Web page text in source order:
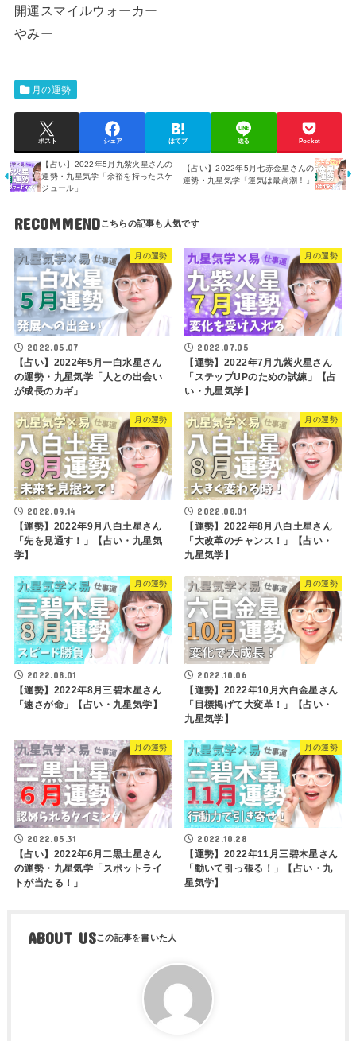
開運スマイルウォーカー
やみー
月の運勢
ポスト シェア はてブ 送る Pocket
【占い】2022年5月九紫火星さんの
運勢・九星気学「余裕を持ったスケ
ジュール」
【占い】2022年5月七赤金星さんの
運勢・九星気学「運気は最高潮！」
RECOMMEND
月の運勢
2022.05.07
【占い】2022年5月一白水星さん
の運勢・九星気学「人との出会い
が成長のカギ」
月の運勢
2022.07.05
【運勢】2022年7月九紫火星さん
「ステップUPのための試練」【占
い・九星気学】
月の運勢
2022.09.14
【運勢】2022年9月八白土星さん
「先を見通す！」【占い・九星気
学】
月の運勢
2022.08.01
【運勢】2022年8月八白土星さん
「大改革のチャンス！」【占い・
九星気学】
月の運勢
2022.08.01
【運勢】2022年8月三碧木星さん
「速さが命」【占い・九星気学】
月の運勢
2022.10.06
【運勢】2022年10月六白金星さん
「目標掲げて大変革！」【占い・
九星気学】
月の運勢
2022.05.31
【占い】2022年6月二黒土星さん
の運勢・九星気学「スポットライ
トが当たる！」
月の運勢
2022.10.28
【運勢】2022年11月三碧木星さん
「動いて引っ張る！」【占い・九
星気学】
ABOUT US